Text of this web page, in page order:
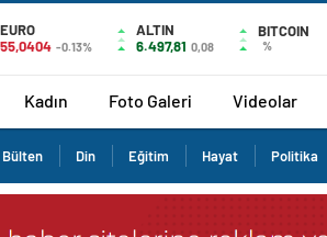
EURO
55,0404 -0.13%
ALTIN
6.497,81 0,08
BITCOIN
%
Kadın Foto Galeri Videolar
Bülten Din Eğitim Hayat Politika